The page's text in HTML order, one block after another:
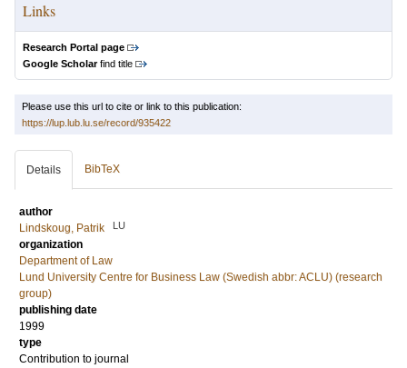
Links
Research Portal page
Google Scholarfind title
Please use this url to cite or link to this publication:
https://lup.lub.lu.se/record/935422
Details BibTeX
author
Lindskoug, Patrik
LU
organization
Department of Law
Lund University Centre for Business Law (Swedish abbr: ACLU) (research
group)
publishing date
1999
type
Contribution to journal